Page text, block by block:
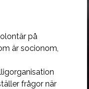
på
är socionom,
frågor när